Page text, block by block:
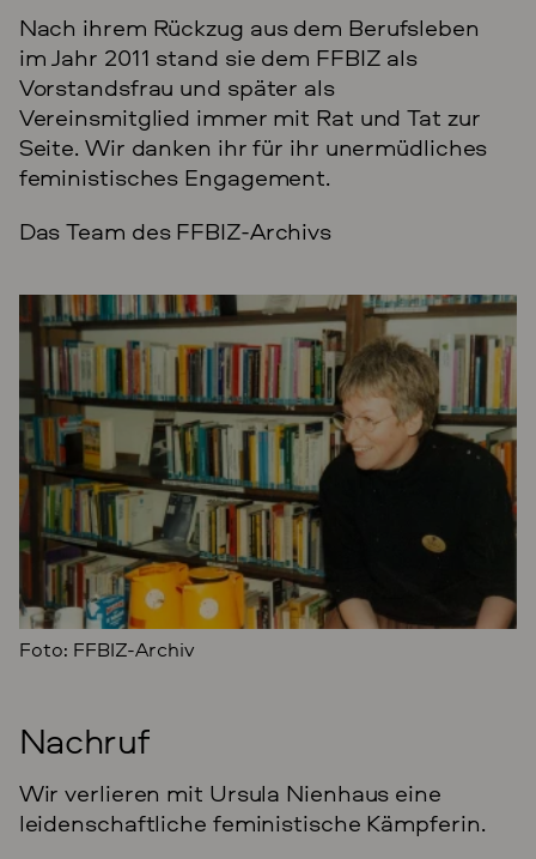
Nach ihrem Rückzug aus dem Berufsleben
im Jahr 2011 stand sie dem FFBIZ als
Vorstandsfrau und später als
Vereinsmitglied immer mit Rat und Tat zur
Seite. Wir danken ihr für ihr unermüdliches
feministisches Engagement.
Das Team des FFBIZ-Archivs
Foto: FFBIZ-Archiv
Nachruf
Wir verlieren mit Ursula Nienhaus eine
leidenschaftliche feministische Kämpferin.